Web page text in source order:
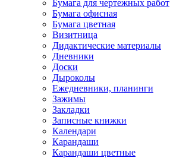
Бумага для чертежных работ
Бумага офисная
Бумага цветная
Визитница
Дидактические материалы
Дневники
Доски
Дыроколы
Ежедневники, планинги
Зажимы
Закладки
Записные книжки
Календари
Карандаши
Карандаши цветные